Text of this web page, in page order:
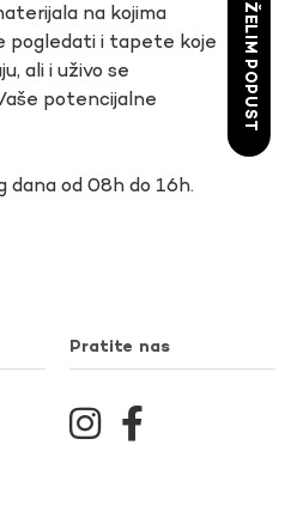
na kojima
pogledati i tapete koje
ali i uživo se
potencijalne
dana od 08h do 16h.
Pratite nas
ŽELIM POPUST